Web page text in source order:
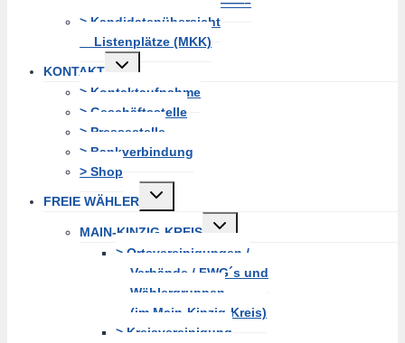
> Kandidatenübersicht
Listenplätze (MKK)
KONTAKT
Untermenü
erweitern
> Kontaktaufnahme
> Geschäftsstelle
> Pressestelle
> Bankverbindung
> Shop
FREIE WÄHLER
Untermenü
erweitern
MAIN-KINZIG-KREIS
Untermenü
erweitern
> Ortsvereinigungen /
Verbände / FWG´s und
Wählergruppen
(im Main-Kinzig-Kreis)
> Kreisvereinigung